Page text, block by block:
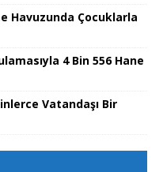
Havuzunda Çocuklarla
4 Bin 556 Hane
Vatandaşı Bir